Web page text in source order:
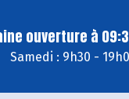
ouverture à
Samedi : 9h30 -